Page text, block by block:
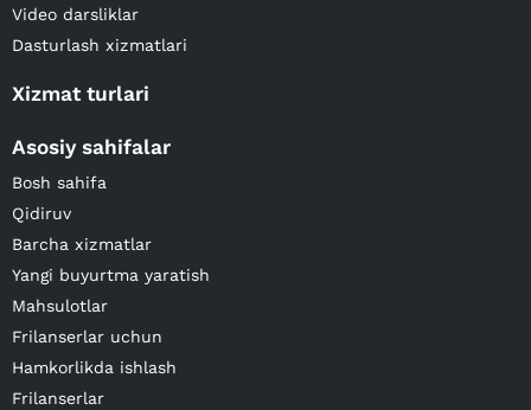
Video darsliklar
Dasturlash xizmatlari
Xizmat turlari
Asosiy sahifalar
Bosh sahifa
Qidiruv
Barcha xizmatlar
Yangi buyurtma yaratish
Mahsulotlar
Frilanserlar uchun
Hamkorlikda ishlash
Frilanserlar